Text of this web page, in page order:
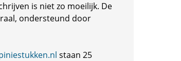
is niet zo moeilijk. De
ondersteund door
staan 25